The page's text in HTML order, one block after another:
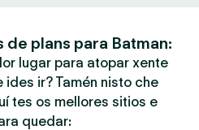
de plans para Batman:
lugar para atopar xente
ir? Tamén nisto che
tes os mellores sitios e
quedar: